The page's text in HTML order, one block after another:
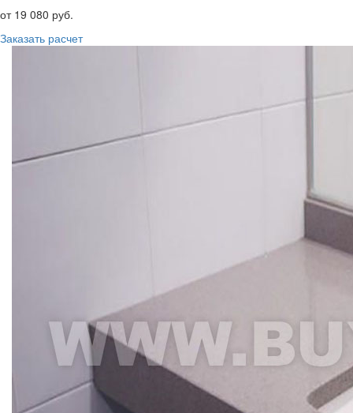
от 19 080 руб.
Заказать расчет